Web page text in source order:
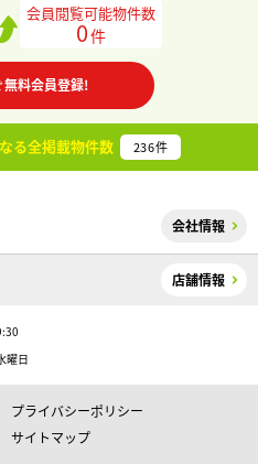
会員閲覧可能物件数
0件
無料会員登録!
る全掲載物件数 236件
会社情報
店舗情報
曜日
プライバシーポリシー
サイトマップ